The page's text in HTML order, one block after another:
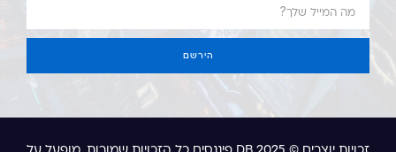
הירשם
זכויות יוצרים © 2025 DB פיננסים, כל הזכויות שמורות. מופעל על